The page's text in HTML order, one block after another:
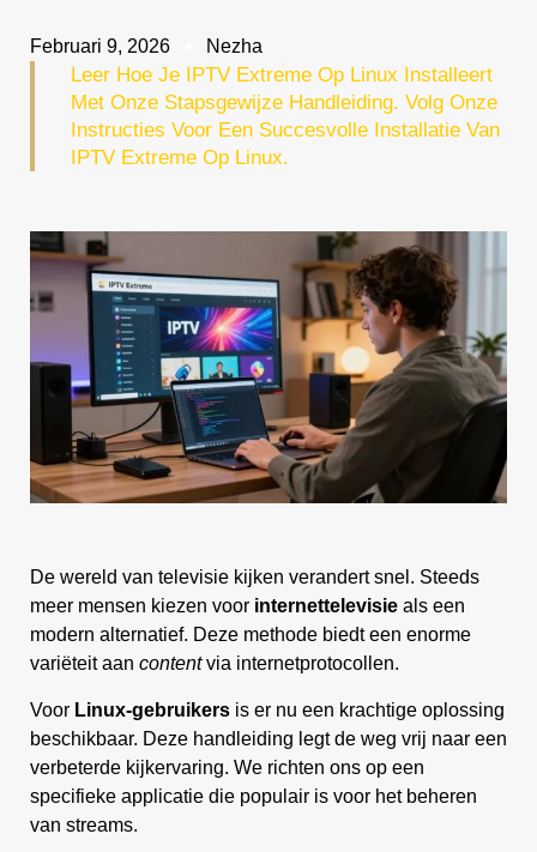
Februari 9, 2026 Nezha
Leer Hoe Je IPTV Extreme Op Linux Installeert
Met Onze Stapsgewijze Handleiding. Volg Onze
Instructies Voor Een Succesvolle Installatie Van
IPTV Extreme Op Linux.
De wereld van televisie kijken verandert snel. Steeds
meer mensen kiezen voor internettelevisie als een
modern alternatief. Deze methode biedt een enorme
variëteit aan contentvia internetprotocollen.
Voor Linux-gebruikers is er nu een krachtige oplossing
beschikbaar. Deze handleiding legt de weg vrij naar een
verbeterde kijkervaring. We richten ons op een
specifieke applicatie die populair is voor het beheren
van streams.